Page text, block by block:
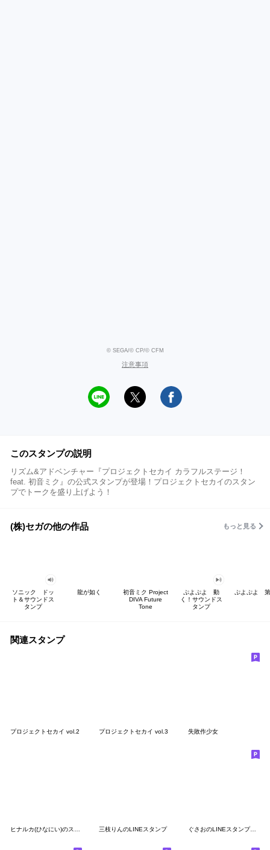
© SEGA/© CP/© CFM
注意事項
このスタンプの説明
リズム&アドベンチャー『プロジェクトセカイ カラフルステージ！
feat. 初音ミク』の公式スタンプが登場！プロジェクトセカイのスタン
プでトークを盛り上げよう！
(株)セガの他の作品 もっと見る
ソニック ドッ
ト＆サウンドス
タンプ
龍が如く
初音ミク Project
DIVA Future
Tone
ぷよぷよ 動
く！サウンドス
タンプ
ぷよぷよ
関連スタンプ
プロジェクトセカイ vol.2 プロジェクトセカイ vol.3 失敗作少女
三枝りんのLINEスタンプ ぐさおのLINEスタンプ第三弾